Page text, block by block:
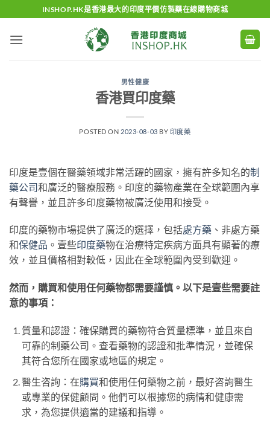
to
content
INSHOP.HK是香港最大的印度平價仿製藥在線購物商城
男性健康
香港買印度藥
POSTED ON 2023-08-03 BY 印度藥
印度是壹個在醫藥領域非常活躍的國家，擁有許多知名的制
藥公司和廣泛的醫療服務。印度的藥物產業在全球範圍內享
有聲譽，並且許多印度藥物被廣泛使用和接受。
印度的藥物市場提供了廣泛的選擇，包括處方藥 、非處方藥
和保健品 。壹些印度藥物在治療特定疾病方面具有顯著的療
效，並且價格相對較低，因此在全球範圍內受到歡迎。
然而，購買和使用任何藥物都需要謹慎。以下是壹些需要註
意的事項：
質量和認證：確保購買的藥物符合質量標準，並且來自
可靠的制藥公司。查看藥物的認證和批準情況，並確保
其符合您所在國家或地區的規定。
醫生咨詢：在購買和使用任何藥物之前，最好咨詢醫生
或專業的保健顧問。他們可以根據您的病情和健康需
求，為您提供適當的建議和指導。